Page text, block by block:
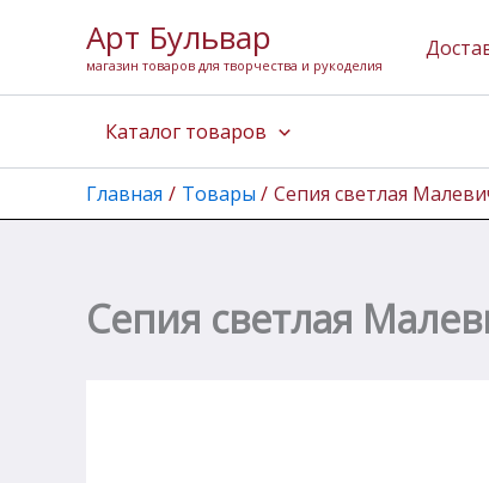
содержимому
Арт Бульвар
магазин товаров для творчества и рукоделия
Каталог товаров
Главная Товары Сепия светлая
Сепия светлая
товара
Сепия
светлая
набор
3
шт